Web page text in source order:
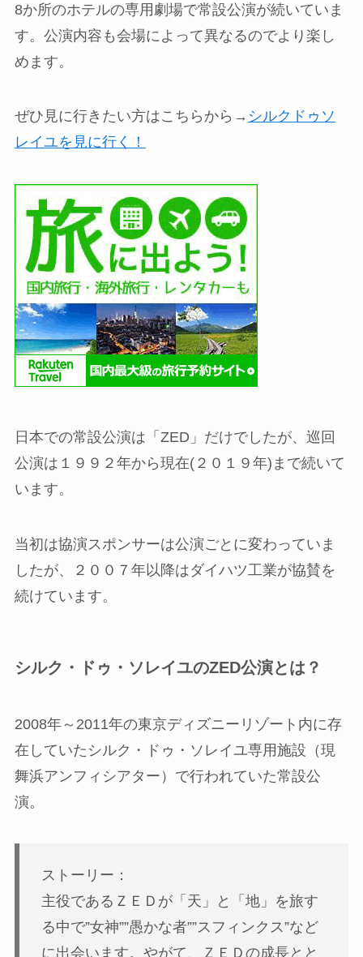
8か所のホテルの専用劇場で常設公演が続いていま
す。公演内容も会場によって異なるのでより楽し
めます。
ぜひ見に行きたい方はこちらから→ シルクドゥソ
レイユを見に行く！
日本での常設公演は「ZED」だけでしたが、巡回
公演は１９９２年から現在(２０１９年)まで続いて
います。
当初は協演スポンサーは公演ごとに変わっていま
したが、２００７年以降はダイハツ工業が協賛を
続けています。
シルク・ドゥ・ソレイユのZED公演とは？
2008年～2011年の東京ディズニーリゾート内に存
在していたシルク・ドゥ・ソレイユ専用施設（現
舞浜アンフィシアター）で行われていた常設公
演。
ストーリー：
主役であるＺＥＤが「天」と「地」を旅す
る中で”女神””愚かな者””スフィンクス”など
に出会います。やがて、ＺＥＤの成長とと